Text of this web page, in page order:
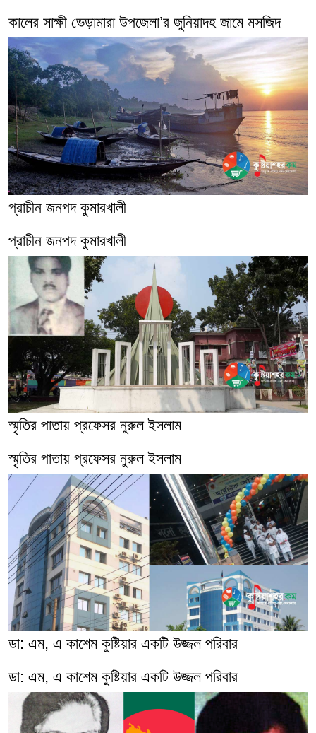
কালের সাক্ষী ভেড়ামারা উপজেলা’র জুনিয়াদহ জামে মসজিদ
প্রাচীন জনপদ কুমারখালী
প্রাচীন জনপদ কুমারখালী
স্মৃতির পাতায় প্রফেসর নুরুল ইসলাম
স্মৃতির পাতায় প্রফেসর নুরুল ইসলাম
ডা: এম, এ কাশেম কুষ্টিয়ার একটি উজ্জল পরিবার
ডা: এম, এ কাশেম কুষ্টিয়ার একটি উজ্জল পরিবার